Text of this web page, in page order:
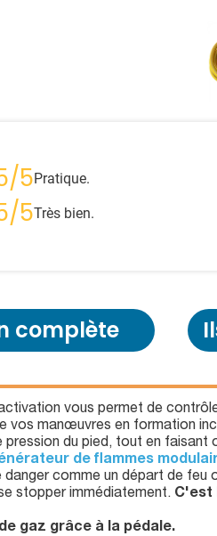
5Pratique.
5Très bien.
complète
vous permet de
vos manœuvres en formation
pression du pied, tout en
de flammes
comme un départ de
stopper immédiatement. C'est
gaz grâce à la pédale.